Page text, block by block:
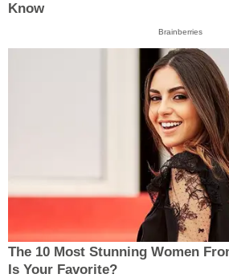
Know
Brainberries
The 10 Most Stunning Women
Is Your Favorite?